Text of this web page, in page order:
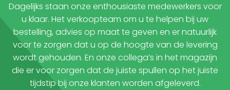
Dagelijks staan onze enthousiaste medewerkers voor
u klaar. Het verkoopteam om u te helpen bij uw
bestelling, advies op maat te geven en er natuurlijk
voor te zorgen dat u op de hoogte van de levering
wordt gehouden. En onze collega’s in het magazijn
die er voor zorgen dat de juiste spullen op het juiste
tijdstip bij onze klanten worden afgeleverd.